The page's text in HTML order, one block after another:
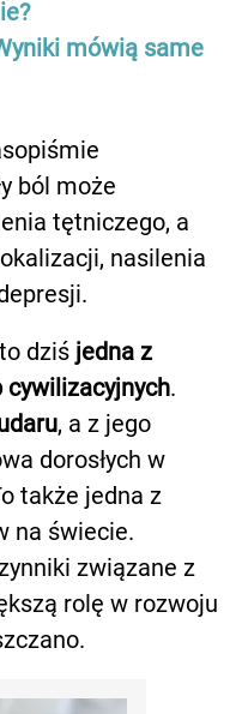
mówią same
ból może
tętniczego, a
nasilenia
dziś jedna z
cywilizacyjnych.
, a z jego
dorosłych w
także jedna z
na świecie.
związane z
rolę w rozwoju